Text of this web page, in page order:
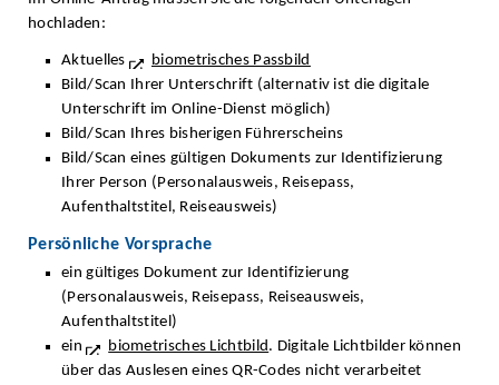
hochladen:
Aktuelles
biometrisches Passbild
Bild/Scan Ihrer Unterschrift (alternativ ist die digitale
Unterschrift im Online-Dienst möglich)
Bild/Scan Ihres bisherigen Führerscheins
Bild/Scan eines gültigen Dokuments zur Identifizierung
Ihrer Person (Personalausweis, Reisepass,
Aufenthaltstitel, Reiseausweis)
Persönliche Vorsprache
ein gültiges Dokument zur Identifizierung
(Personalausweis, Reisepass, Reiseausweis,
Aufenthaltstitel)
ein
biometrisches Lichtbild . Digitale Lichtbilder können
über das Auslesen eines QR-Codes nicht verarbeitet